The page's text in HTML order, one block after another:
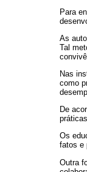
Para
As
Tal
Nas
como
De
Os
fatos e
Outra